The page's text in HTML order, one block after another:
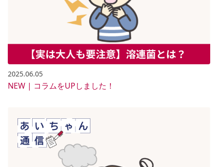
2025.06.05
NEW | コラムをUPしました！